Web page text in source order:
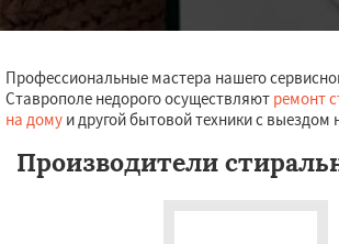
Профессиональные мастера нашего
Ставрополе недорого осуществляют ремонт
на дому и другой бытовой техники с выездом
Производители